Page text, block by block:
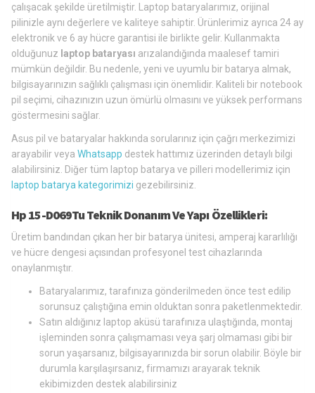
çalışacak şekilde üretilmiştir. Laptop bataryalarımız, orijinal
pilinizle aynı değerlere ve kaliteye sahiptir. Ürünlerimiz ayrıca 24 ay
elektronik ve 6 ay hücre garantisi ile birlikte gelir. Kullanmakta
olduğunuz laptop bataryası arızalandığında maalesef tamiri
mümkün değildir. Bu nedenle, yeni ve uyumlu bir batarya almak,
bilgisayarınızın sağlıklı çalışması için önemlidir. Kaliteli bir notebook
pil seçimi, cihazınızın uzun ömürlü olmasını ve yüksek performans
göstermesini sağlar.
Asus pil ve bataryalar hakkında sorularınız için çağrı merkezimizi
arayabilir veya Whatsapp destek hattımız üzerinden detaylı bilgi
alabilirsiniz. Diğer tüm laptop batarya ve pilleri modellerimiz için
laptop batarya kategorimizi gezebilirsiniz.
Hp 15-D069Tu Teknik Donanım Ve Yapı Özellikleri:
Üretim bandından çıkan her bir batarya ünitesi, amperaj kararlılığı
ve hücre dengesi açısından profesyonel test cihazlarında
onaylanmıştır.
Bataryalarımız, tarafınıza gönderilmeden önce test edilip
sorunsuz çalıştığına emin olduktan sonra paketlenmektedir.
Satın aldığınız laptop aküsü tarafınıza ulaştığında, montaj
işleminden sonra çalışmaması veya şarj olmaması gibi bir
sorun yaşarsanız, bilgisayarınızda bir sorun olabilir. Böyle bir
durumla karşılaşırsanız, firmamızı arayarak teknik
ekibimizden destek alabilirsiniz